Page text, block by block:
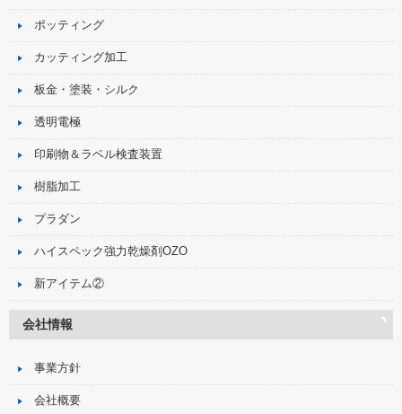
ポッティング
カッティング加工
板金・塗装・シルク
透明電極
印刷物＆ラベル検査装置
樹脂加工
プラダン
ハイスペック強力乾燥剤OZO
新アイテム②
会社情報
事業方針
会社概要